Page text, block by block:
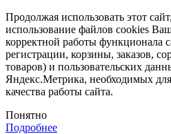
Продолжая использовать этот
использование файлов cookies
корректной работы функционала
регистрации, корзины, заказов,
товаров) и пользовательских
Яндекс.Метрика, необходимых
качества работы сайта.
Понятно
Подробнее